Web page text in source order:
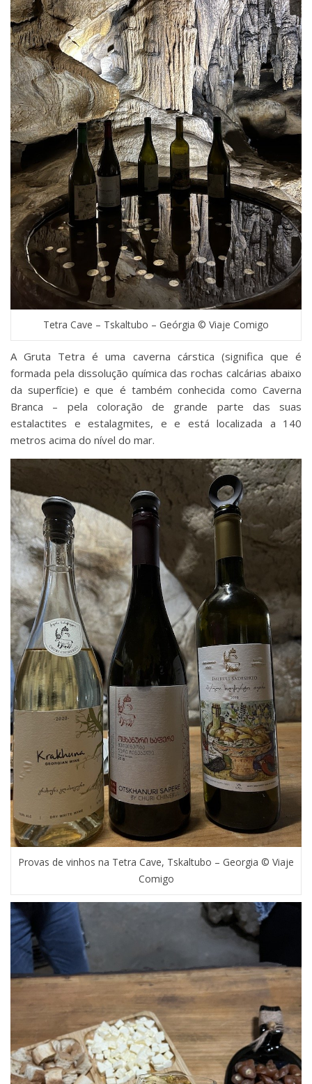
Tetra Cave – Tskaltubo – Geórgia © Viaje Comigo
A Gruta Tetra é uma caverna cárstica (significa que é
formada pela dissolução química das rochas calcárias abaixo
da superfície) e que é também conhecida como Caverna
Branca – pela coloração de grande parte das suas
estalactites e estalagmites, e e está localizada a 140
metros acima do nível do mar.
Provas de vinhos na Tetra Cave, Tskaltubo – Georgia © Viaje
Comigo